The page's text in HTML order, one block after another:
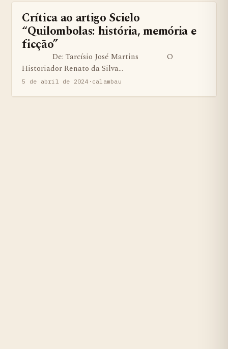
BENS QUILOMBOLAS MATERIAS E IMATERIAIS
Crítica ao artigo Scielo
“Quilombolas: história, memória e
ficção”
De: Tarcísio José Martins O
Historiador Renato da Silva…
5 de abril de 2024 · calambau